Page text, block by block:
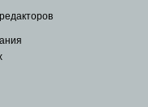
торов